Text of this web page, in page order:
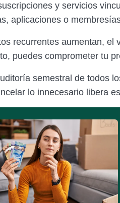
y servicios
aplicaciones o
recurrentes aumentan, el
puedes comprometer tu
semestral de todos
lo innecesario libera